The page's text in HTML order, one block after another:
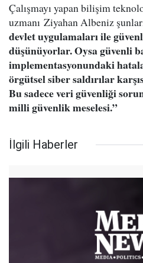
Çalışmayı yapan bilişim
uzmanı Ziyahan Albeniz
devlet uygulamaları ile
düşünüyorlar. Oysa güvenli
implementasyonundaki
örgütsel siber saldırılar
Bu sadece veri güvenliği
milli güvenlik meselesi.”
İlgili Haberler